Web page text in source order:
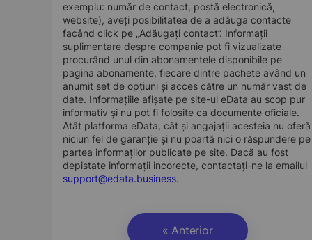
exemplu: număr de contact, poștă electronică,
website), aveți posibilitatea de a adăuga contacte
facând click pe „Adăugați contact”. Informații
suplimentare despre companie pot fi vizualizate
procurând unul din abonamentele disponibile pe
pagina abonamente, fiecare dintre pachete având un
anumit set de opțiuni și acces către un număr vast de
date. Informațiile afișate pe site-ul eData au scop pur
informativ și nu pot fi folosite ca documente oficiale.
Atât platforma eData, cât și angajații acesteia nu oferă
niciun fel de garanție și nu poartă nici o răspundere pe
partea informaților publicate pe site. Dacă au fost
depistate informații incorecte, contactați-ne la emailul
support@edata.business.
« Anterior